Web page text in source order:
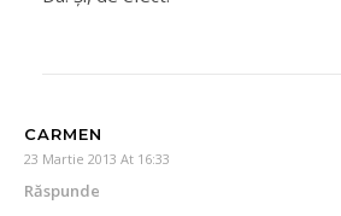
CARMEN
23 Martie 2013 At 16:33
Răspunde